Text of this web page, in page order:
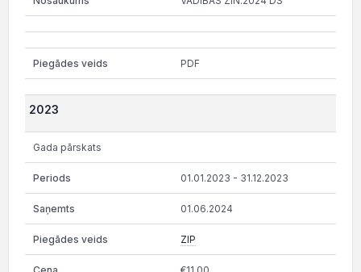
PDF
2023
Gada pārskats
01.01.2023 - 31.12.2023
01.06.2024
ZIP